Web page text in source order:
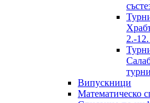
2.-
Випускници
Математическо